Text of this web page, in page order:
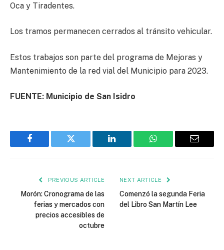
Oca y Tiradentes.
Los tramos permanecen cerrados al tránsito vehicular.
Estos trabajos son parte del programa de Mejoras y
Mantenimiento de la red vial del Municipio para 2023.
FUENTE: Municipio de San Isidro
Facebook Twitter LinkedIn WhatsApp Email
PREVIOUS ARTICLE
Morón: Cronograma de las
ferias y mercados con
precios accesibles de
octubre
NEXT ARTICLE
Comenzó la segunda Feria
del Libro San Martín Lee